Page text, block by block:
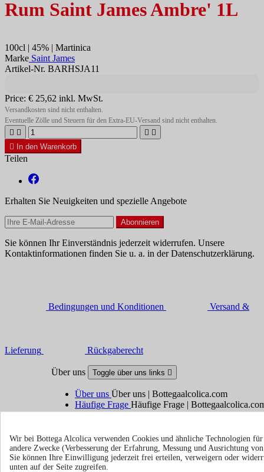
Rum Saint James Ambre' 1L
100cl | 45% | Martinica
Marke Saint James
Artikel-Nr. BARHSJA11
Price: € 25,62 inkl. MwSt.
Versandkosten sind nicht enthalten.
Eventuelle Zölle und Steuern für den Extra-EU-Versand sind nicht enthalten.
   

In den Warenkorb
Teilen
Erhalten Sie Neuigkeiten und spezielle Angebote
Sie können Ihr Einverständnis jederzeit widerrufen. Unsere
Kontaktinformationen finden Sie u. a. in der Datenschutzerklärung.
Bedingungen und Konditionen Versand &
Lieferung Rückgaberecht
Über uns Toggle über uns links 
Über uns Über uns | Bottegaalcolica.com
Häufige Frage Häufige Frage |
Kontaktieren Sie uns
Information Toggle information links
Wir bei Bottega Alcolica verwenden Cookies und ähnliche Technologien
andere Zwecke (Verbesserung der Erfahrung, Messung und Ausrichtung
Sie können Ihre Einwilligung jederzeit frei erteilen, verweigern oder
unten auf der Seite zugreifen.